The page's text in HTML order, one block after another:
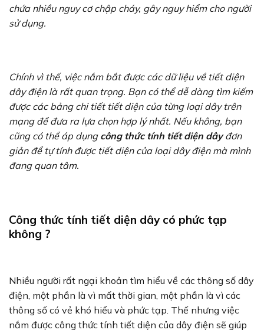
chứa nhiều nguy cơ chập cháy, gây nguy hiểm cho người
sử dụng.
Chính vì thế, việc nắm bắt được các dữ liệu về tiết diện
dây điện là rất quan trọng. Bạn có thể dễ dàng tìm kiếm
được các bảng chi tiết tiết diện của từng loại dây trên
mạng để đưa ra lựa chọn hợp lý nhất. Nếu không, bạn
cũng có thể áp dụng công thức tính tiết diện dâyđơn
giản để tự tính được tiết diện của loại dây điện mà mình
đang quan tâm.
Công thức tính tiết diện dây có phức tạp
không ?
Nhiều người rất ngại khoản tìm hiểu về các thông số dây
điện, một phần là vì mất thời gian, một phần là vì các
thông số có vẻ khó hiểu và phức tạp. Thế nhưng việc
nắm được công thức tính tiết diện của dây điện sẽ giúp